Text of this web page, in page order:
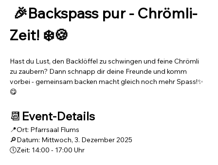
Zeit! ❄️🍪
Hast du Lust, den Backlöffel zu schwingen und feine Chrömli
zu zaubern? Dann schnapp dir deine Freunde und komm
vorbei - gemeinsam backen macht gleich noch mehr Spass!✨
😋
📆 Event-Details
📍Ort: Pfarrsaal Flums
🔎Datum: Mittwoch, 3. Dezember 2025
🕔Zeit: 14:00 - 17:00 Uhr